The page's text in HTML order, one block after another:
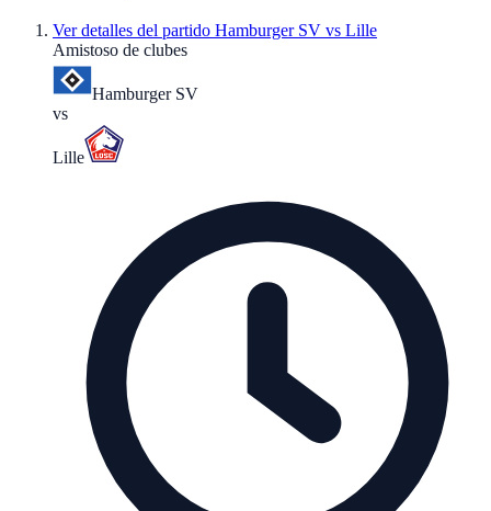
Ver detalles del partido Hamburger SV vs Lille
Amistoso de clubes
Hamburger SV
vs
Lille